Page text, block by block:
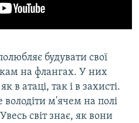
будувати свої
на флангах. У них
в атаці, так і в захисті.
володіти м'ячем на полі
світ знає, як вони